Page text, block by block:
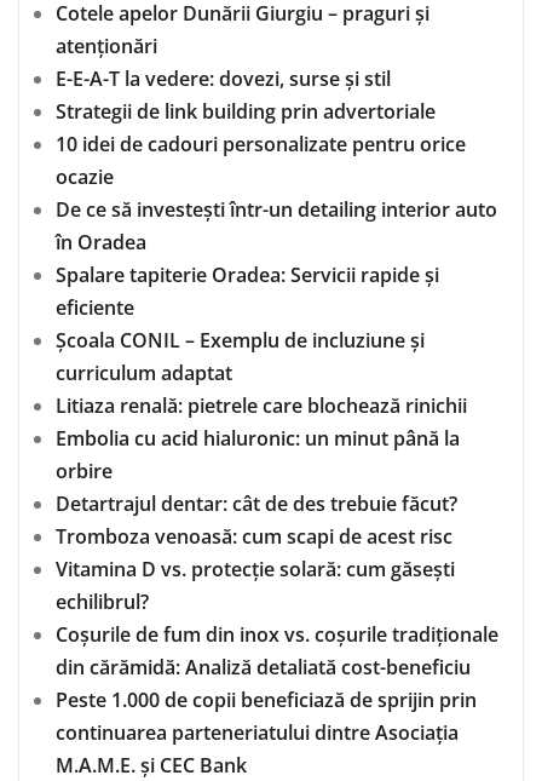
Cotele apelor Dunării Giurgiu – praguri și
atenționări
E-E-A-T la vedere: dovezi, surse și stil
Strategii de link building prin advertoriale
10 idei de cadouri personalizate pentru orice
ocazie
De ce să investești într-un detailing interior auto
în Oradea
Spalare tapiterie Oradea: Servicii rapide și
eficiente
Școala CONIL – Exemplu de incluziune și
curriculum adaptat
Litiaza renală: pietrele care blochează rinichii
Embolia cu acid hialuronic: un minut până la
orbire
Detartrajul dentar: cât de des trebuie făcut?
Tromboza venoasă: cum scapi de acest risc
Vitamina D vs. protecție solară: cum găsești
echilibrul?
Coșurile de fum din inox vs. coșurile tradiționale
din cărămidă: Analiză detaliată cost-beneficiu
Peste 1.000 de copii beneficiază de sprijin prin
continuarea parteneriatului dintre Asociația
M.A.M.E. și CEC Bank